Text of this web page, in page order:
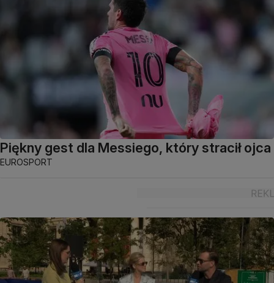
Piękny gest dla Messiego, który stracił ojca
EUROSPORT